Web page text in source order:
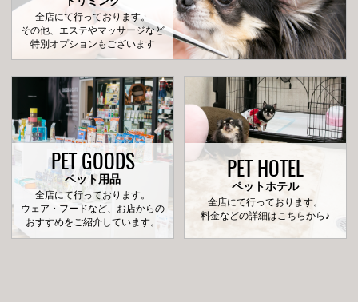
全店にて行っております。
その他、エステやマッサージなど
特別オプションもございます
PET GOODS
ペット用品
全店にて行っております。
ウェア・フードなど、お店からの
おすすめをご紹介しています。
PET HOTEL
ペットホテル
全店にて行っております。
料金などの詳細はこちらから♪